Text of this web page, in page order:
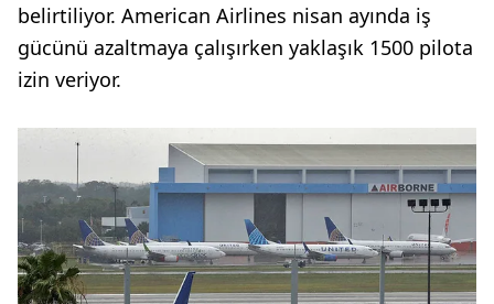
belirtiliyor. American Airlines nisan ayında iş
gücünü azaltmaya çalışırken yaklaşık 1500 pilota
izin veriyor.